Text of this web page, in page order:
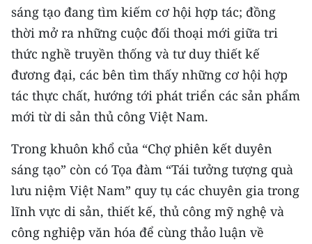
sáng tạo đang tìm kiếm cơ hội hợp tác; đồng
thời mở ra những cuộc đối thoại mới giữa tri
thức nghề truyền thống và tư duy thiết kế
đương đại, các bên tìm thấy những cơ hội hợp
tác thực chất, hướng tới phát triển các sản phẩm
mới từ di sản thủ công Việt Nam.
Trong khuôn khổ của “Chợ phiên kết duyên
sáng tạo” còn có Tọa đàm “Tái tưởng tượng quà
lưu niệm Việt Nam” quy tụ các chuyên gia trong
lĩnh vực di sản, thiết kế, thủ công mỹ nghệ và
công nghiệp văn hóa để cùng thảo luận về